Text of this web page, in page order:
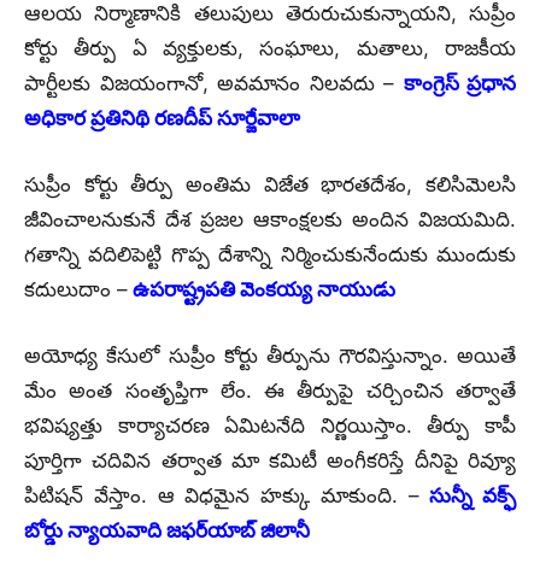
ఆలయ నిర్మాణానికి తలుపులు తెరురుచుకున్నాయని, సుప్రీం
కోర్టు తీర్పు ఏ వ్యక్తులకు, సంఘాలు, మతాలు, రాజకీయ
పార్టీలకు విజయంగానో, అవమానం నిలవదు – కాంగ్రెస్ ప్రధాన
అధికార ప్రతినిథి రణదీప్ సూర్జేవాలా
సుప్రీం కోర్టు తీర్పు అంతిమ విజేత భారతదేశం, కలిసిమెలసి
జీవించాలనుకునే దేశ ప్రజల ఆకాంక్షలకు అందిన విజయమిది.
గతాన్ని వదిలిపెట్టి గొప్ప దేశాన్ని నిర్మించుకునేందుకు ముందుకు
కదులుదాం – ఉపరాష్ట్రపతి వెంకయ్య నాయుడు
అయోధ్య కేసులో సుప్రీం కోర్టు తీర్పును గౌరవిస్తున్నాం. అయితే
మేం అంత సంతృప్తిగా లేం. ఈ తీర్పుపై చర్చించిన తర్వాతే
భవిష్యత్తు కార్యాచరణ ఏమిటనేది నిర్ణయిస్తాం. తీర్పు కాపీ
పూర్తిగా చదివిన తర్వాత మా కమిటీ అంగీకరిస్తే దీనిపై రివ్యూ
పిటిషన్‌ వేస్తాం. ఆ విధమైన హక్కు మాకుంది. –సున్నీ వక్ఫ్‌
బోర్డు న్యాయవాది జఫర్‌యాబ్‌ జిలానీ